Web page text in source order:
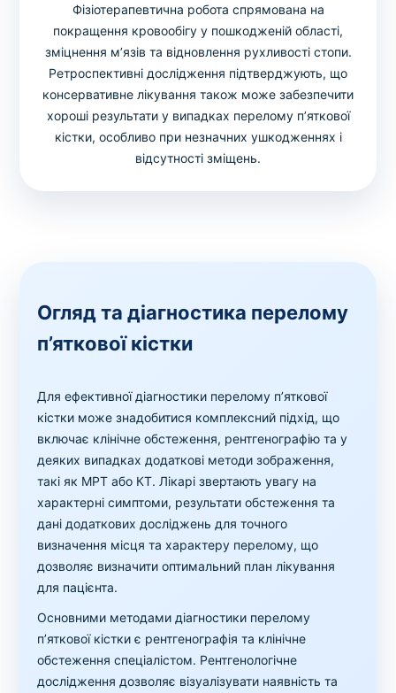
Фізіотерапевтична робота спрямована на
покращення кровообігу у пошкодженій області,
зміцнення м’язів та відновлення рухливості стопи.
Ретроспективні дослідження підтверджують, що
консервативне лікування також може забезпечити
хороші результати у випадках перелому п’яткової
кістки, особливо при незначних ушкодженнях і
відсутності зміщень.
Огляд та діагностика перелому
п’яткової кістки
Для ефективної діагностики перелому п’яткової
кістки може знадобитися комплексний підхід, що
включає клінічне обстеження, рентгенографію та у
деяких випадках додаткові методи зображення,
такі як МРТ або КТ. Лікарі звертають увагу на
характерні симптоми, результати обстеження та
дані додаткових досліджень для точного
визначення місця та характеру перелому, що
дозволяє визначити оптимальний план лікування
для пацієнта.
Основними методами діагностики перелому
п’яткової кістки є рентгенографія та клінічне
обстеження спеціалістом. Рентгенологічне
дослідження дозволяє візуалізувати наявність та